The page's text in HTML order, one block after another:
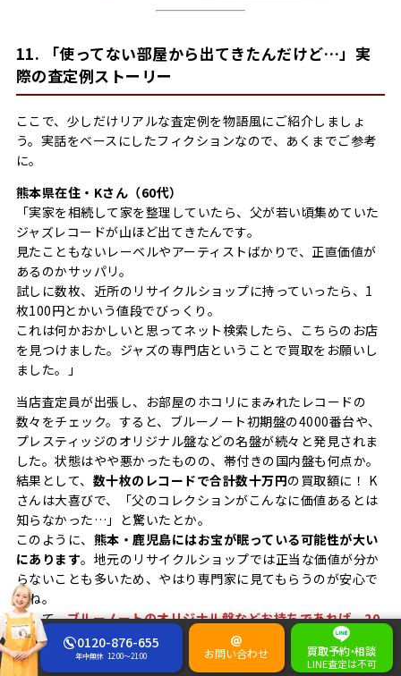
11. 「使ってない部屋から出てきたんだけど…」実
際の査定例ストーリー
ここで、少しだけリアルな査定例を物語風にご紹介しましょ
う。実話をベースにしたフィクションなので、あくまでご参考
に。
熊本県在住・Kさん（60代）
「実家を相続して家を整理していたら、父が若い頃集めていた
ジャズレコードが山ほど出てきたんです。
見たこともないレーベルやアーティストばかりで、正直価値が
あるのかサッパリ。
試しに数枚、近所のリサイクルショップに持っていったら、1
枚100円とかいう値段でびっくり。
これは何かおかしいと思ってネット検索したら、こちらのお店
を見つけました。ジャズの専門店ということで買取をお願いし
ました。」
当店査定員が出張し、お部屋のホコリにまみれたレコードの
数々をチェック。すると、ブルーノート初期盤の4000番台や、
プレスティッジのオリジナル盤などの名盤が続々と発見されま
した。状態はやや悪かったものの、帯付きの国内盤も何点か。
結果として、 数十枚のレコードで合計数十万円の買取額に！ K
さんは大喜びで、「父のコレクションがこんなに価値あるとは
知らなかった…」と驚いたとか。
このように、 熊本・鹿児島にはお宝が眠っている可能性が大い
にあります。地元のリサイクルショップでは正当な価値が分か
らないことも多いため、やはり専門家に見てもらうのが安心で
すね。
そして、ブルーノートのオリジナル盤などお持ちであれば、20
～30枚でも出張買取可能ですので、お気軽にご依頼くださいま
せ。
0120-876-655
12:00～21:00
年中無休 お問い合わせ 買取予約・相談
LINE査定は不可